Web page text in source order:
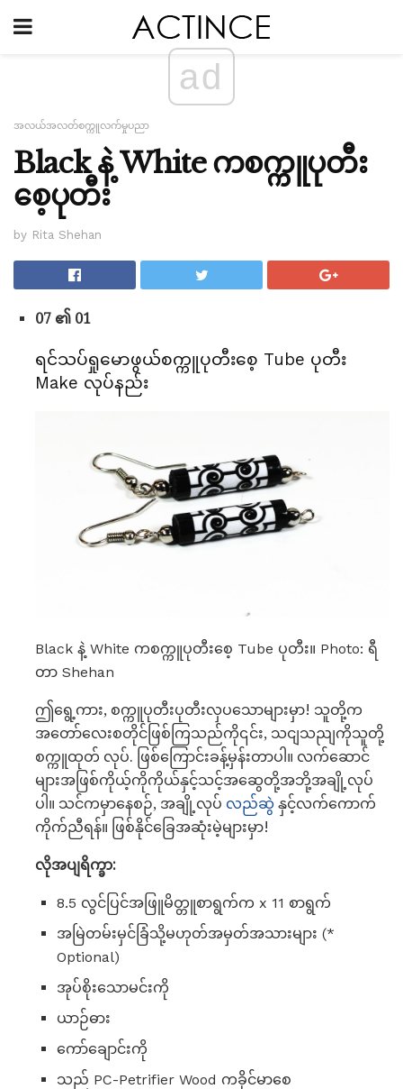
ad
အလယ်အလတ်စက္ကူလက်မှုပညာ
Black နဲ့ White ကစက္ကူပုတီး
စေ့ပုတီး
by Rita Shehan
07 ၏ 01
ရင်သပ်ရှုမောဖွယ်စက္ကူပုတီးစေ့ Tube ပုတီး
Make လုပ်နည်း
Black နဲ့ White ကစက္ကူပုတီးစေ့ Tube ပုတီး။ Photo: ရီ
တာ Shehan
ဤရွေ့ကား, စက္ကူပုတီးပုတီးလှပသောများမှာ! သူတို့က
အတော်လေးစတိုင်ဖြစ်ကြသည်ကို၎င်း, သငျသညျကိုသူတို့
စက္ကူထုတ် လုပ်. ဖြစ်ကြောင်းခန့်မှန်းတာပါ။ လက်ဆောင်
များအဖြစ်ကိုယ့်ကိုကိုယ်နှင့်သင့်အဆွေတို့အဘို့အချို့လုပ်
ပါ။ သင်ကမှာနေစဉ်, အချို့လုပ် လည်ဆွဲ နှင့်လက်ကောက်
ကိုက်ညီရန်။ ဖြစ်နိုင်ခြေအဆုံးမဲ့များမှာ!
လိုအပျရိက္ခာ:
8.5 လွင်ပြင်အဖြူမိတ္တူစာရွက်က x 11 စာရွက်
အမြဲတမ်းမှင်ခြံသို့မဟုတ်အမှတ်အသားများ (*
Optional)
အုပ်စိုးသောမင်းကို
ယာဉ်ဓား
ကော်ချောင်းကို
သည် PC-Petrifier Wood ကခိုင်မာစေ